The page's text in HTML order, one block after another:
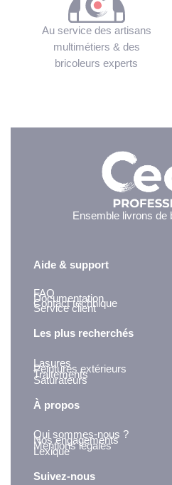
Au service des artisans
multimétiers & des
bricoleurs experts
Ensemble livrons de
Aide & support
FAQ
Documentation
Contact technique
Service client
Les plus recherchés
Lasures
Peintures extérieurs
Traitements
Saturateurs
À propos
Qui sommes-nous ?
Nos engagements
Mentions légales
Lexique
Suivez-nous